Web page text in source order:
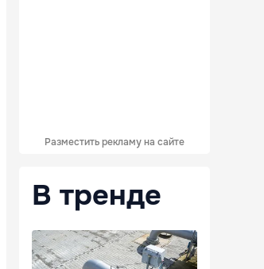
Разместить рекламу на сайте
В тренде